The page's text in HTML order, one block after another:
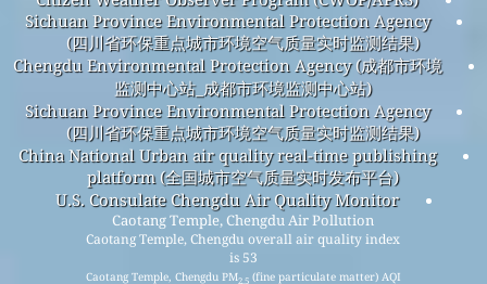
Sichuan Province Environmental Protection Agency
(四川省环保重点城市环境空气质量实时监测结果)
Chengdu Environmental Protection Agency (成都市环境
监测中心站_成都市环境监测中心站)
Sichuan Province Environmental Protection Agency
(四川省环保重点城市环境空气质量实时监测结果)
China National Urban air quality real-time publishing
platform (全国城市空气质量实时发布平台)
U.S. Consulate Chengdu Air Quality Monitor
Caotang Temple, Chengdu Air Pollution
Caotang Temple, Chengdu overall air quality index
is 53
Caotang Temple, Chengdu PM2.5(fine particulate matter) AQI